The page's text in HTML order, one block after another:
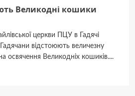
Великодні кошики
церкви ПЦУ в Гадячі
відстоюють величезну
освячення Великодніх кошиків....